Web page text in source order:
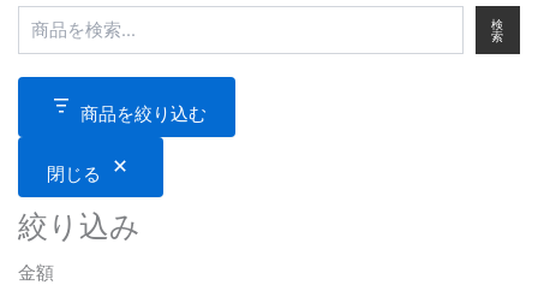
検
索
商品を絞り込む
閉じる
絞り込み
金額